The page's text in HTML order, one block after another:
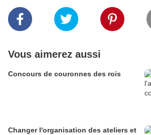
Vous aimerez aussi
Concours de couronnes des rois
Changer l'organisation des ateliers et